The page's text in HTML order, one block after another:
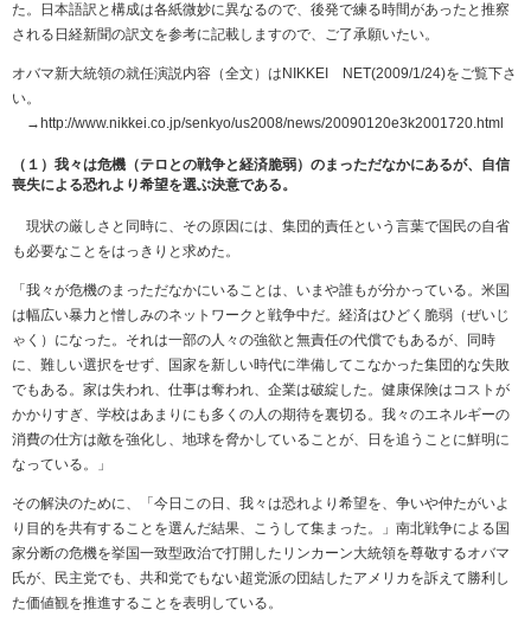
た。日本語訳と構成は各紙微妙に異なるので、後発で練る時間があったと推察
される日経新聞の訳文を参考に記載しますので、ご了承願いたい。
オバマ新大統領の就任演説内容（全文）はNIKKEI NET(2009/1/24)をご覧下さ
い。
→http://www.nikkei.co.jp/senkyo/us2008/news/20090120e3k2001720.html
（１）我々は危機（テロとの戦争と経済脆弱）のまっただなかにあるが、自信
喪失による恐れより希望を選ぶ決意である。
現状の厳しさと同時に、その原因には、集団的責任という言葉で国民の自省
も必要なことをはっきりと求めた。
「我々が危機のまっただなかにいることは、いまや誰もが分かっている。米国
は幅広い暴力と憎しみのネットワークと戦争中だ。経済はひどく脆弱（ぜいじ
ゃく）になった。それは一部の人々の強欲と無責任の代償でもあるが、同時
に、難しい選択をせず、国家を新しい時代に準備してこなかった集団的な失敗
でもある。家は失われ、仕事は奪われ、企業は破綻した。健康保険はコストが
かかりすぎ、学校はあまりにも多くの人の期待を裏切る。我々のエネルギーの
消費の仕方は敵を強化し、地球を脅かしていることが、日を追うことに鮮明に
なっている。」
その解決のために、「今日この日、我々は恐れより希望を、争いや仲たがいよ
り目的を共有することを選んだ結果、こうして集まった。」南北戦争による国
家分断の危機を挙国一致型政治で打開したリンカーン大統領を尊敬するオバマ
氏が、民主党でも、共和党でもない超党派の団結したアメリカを訴えて勝利し
た価値観を推進することを表明している。